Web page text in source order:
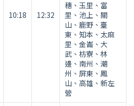
10:18 12:32
穗、玉里、富
里、池上、關
山、鹿野、臺
東、知本、太麻
里、金崙、大
武、枋寮、林
邊、南州、潮
州、屏東、鳳
山、高雄、新左
營